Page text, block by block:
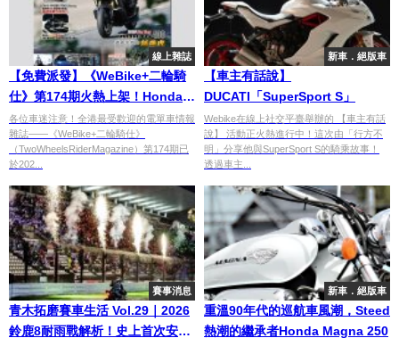
線上雜誌
【免費派發】《WeBike+二輪騎
仕》第174期火熱上架！Honda
NX 400、SYM ADXTG 400、
TMAX 560 勁改實測焦點全攻略
各位車迷注意！全港最受歡迎的電單車情報
雜誌——《WeBike+二輪騎仕》
（TwoWheelsRiderMagazine）第174期已
於202...
新車．絕版車
【車主有話說】
DUCATI「SuperSport S」
Webike在線上社交平臺舉辦的 【車主有話
說】 活動正火熱進行中！這次由「行方不
明」分享他與SuperSport S的騎乘故事！
透過車主...
賽事消息
青木拓磨賽車生活 Vol.29｜2026
鈴鹿8耐雨戰解析！史上首次安全
新車．絕版車
重溫90年代的巡航車風潮，Steed
熱潮的繼承者Honda Magna 250